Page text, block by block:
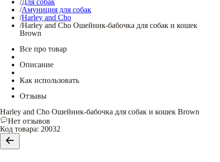
/Для собак
/Амуниция для собак
/Harley and Cho
/Harley and Cho Ошейник-бабочка для собак и кошек
Brown
Все про товар
Описание
Как использовать
Отзывы
Harley and Cho Ошейник-бабочка для собак и кошек Brown
Нет отзывов
Код товара: 20032